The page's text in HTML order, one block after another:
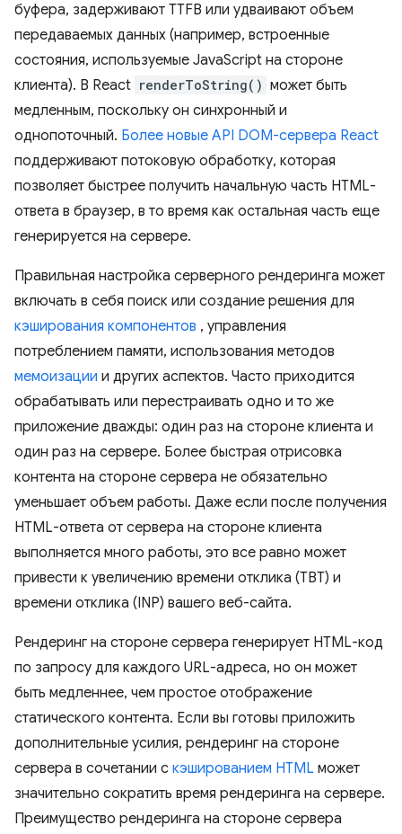
буфера, задерживают TTFB или удваивают объем
передаваемых данных (например, встроенные
состояния, используемые JavaScript на стороне
клиента). В React renderToString() может быть
медленным, поскольку он синхронный и
однопоточный. Более новые API DOM-сервера React
поддерживают потоковую обработку, которая
позволяет быстрее получить начальную часть HTML-
ответа в браузер, в то время как остальная часть еще
генерируется на сервере.
Правильная настройка серверного рендеринга может
включать в себя поиск или создание решения для
кэширования компонентов , управления
потреблением памяти, использования методов
мемоизации и других аспектов. Часто приходится
обрабатывать или перестраивать одно и то же
приложение дважды: один раз на стороне клиента и
один раз на сервере. Более быстрая отрисовка
контента на стороне сервера не обязательно
уменьшает объем работы. Даже если после получения
HTML-ответа от сервера на стороне клиента
выполняется много работы, это все равно может
привести к увеличению времени отклика (TBT) и
времени отклика (INP) вашего веб-сайта.
Рендеринг на стороне сервера генерирует HTML-код
по запросу для каждого URL-адреса, но он может
быть медленнее, чем простое отображение
статического контента. Если вы готовы приложить
дополнительные усилия, рендеринг на стороне
сервера в сочетании с кэшированием HTML может
значительно сократить время рендеринга на сервере.
Преимущество рендеринга на стороне сервера